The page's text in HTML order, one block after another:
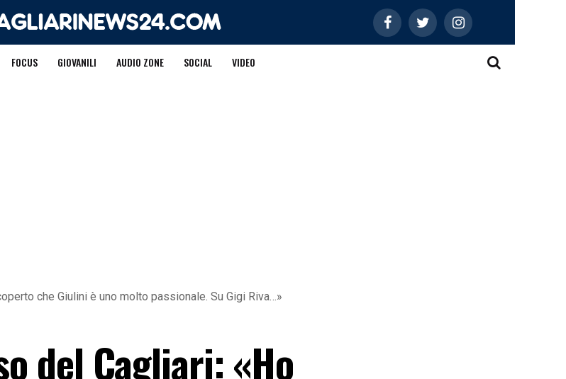
FOCUS GIOVANILI AUDIO ZONE SOCIAL VIDEO
che Giulini è uno molto passionale. Su Gigi Riva…»
del Cagliari: «Ho